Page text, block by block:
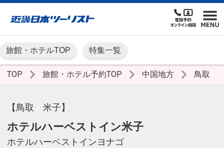
旅館・ホテルTOP 特集一覧
TOP 旅館・ホテル予約TOP 中国地方 鳥取
【鳥取 米子】
ホテルハーベストイン米子
ホテルハーベストインヨナゴ